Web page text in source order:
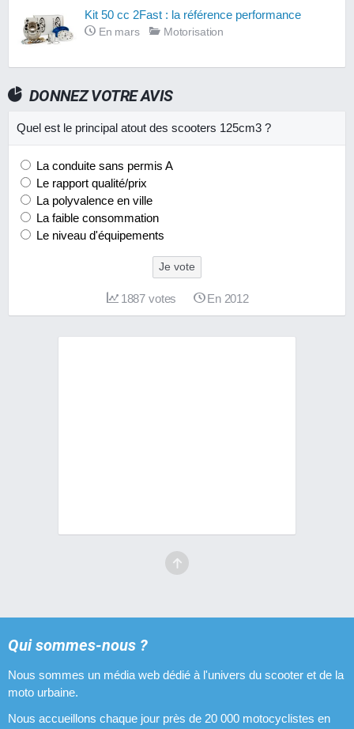
Kit 50 cc 2Fast : la référence performance
En mars Motorisation
DONNEZ VOTRE AVIS
Quel est le principal atout des scooters 125cm3 ?
La conduite sans permis A
Le rapport qualité/prix
La polyvalence en ville
La faible consommation
Le niveau d'équipements
Je vote
1887 votes En 2012
Qui sommes-nous ?
Nous sommes un média web dédié à l'univers du scooter et de la
moto urbaine.
Nous accueillons chaque jour près de 20 000 motocyclistes en